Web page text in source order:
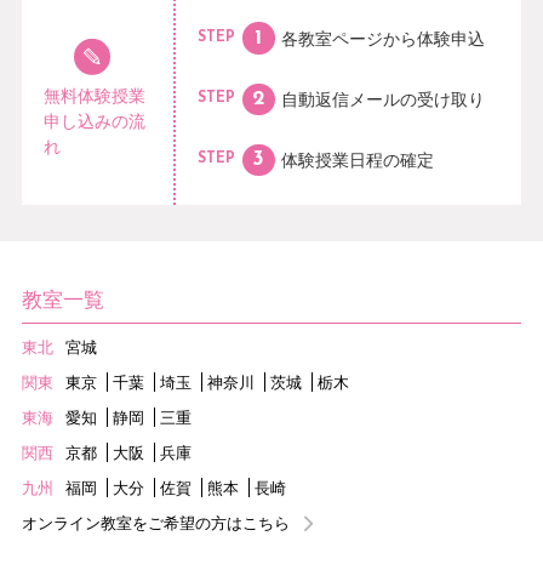
無料体験授業
申し込みの流
れ
STEP 各教室ページから体験申込
STEP 自動返信メールの受け取り
STEP 体験授業日程の確定
教室一覧
東北
宮城
関東
東京 千葉 埼玉 神奈川 茨城
栃木
東海
愛知 静岡
三重
関西
京都 大阪
兵庫
九州
福岡 大分 佐賀 熊本
長崎
オンライン教室をご希望の方はこちら